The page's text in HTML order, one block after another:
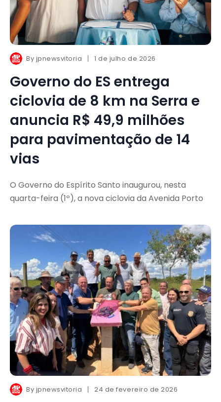
By jpnewsvitoria 1 de julho de 2026
Governo do ES entrega
ciclovia de 8 km na Serra e
anuncia R$ 49,9 milhões
para pavimentação de 14
vias
O Governo do Espírito Santo inaugurou, nesta
quarta-feira (1º), a nova ciclovia da Avenida Porto
By jpnewsvitoria 24 de fevereiro de 2026